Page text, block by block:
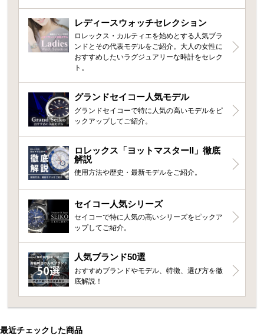
レディースウォッチセレクション
ロレックス・カルティエを始めとする人気ブラ
ンドとその代表モデルをご紹介。大人の女性に
おすすめしたいラグジュアリーな時計をセレク
ト。
グランドセイコー人気モデル
グランドセイコーで特に人気の高いモデルをピ
ックアップしてご紹介。
ロレックス「ヨットマスターII」徹底
解説
使用方法や歴史・最新モデルをご紹介。
セイコー人気シリーズ
セイコーで特に人気の高いシリーズをピックア
ップしてご紹介。
人気ブランド50選
おすすめブランドやモデル、特徴、選び方を徹
底解説！
最近チェックした商品